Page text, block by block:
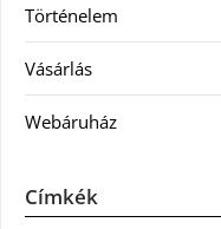
Történelem
Vásárlás
Webáruház
Címkék